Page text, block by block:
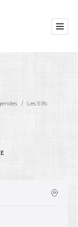
/ Les Elfs